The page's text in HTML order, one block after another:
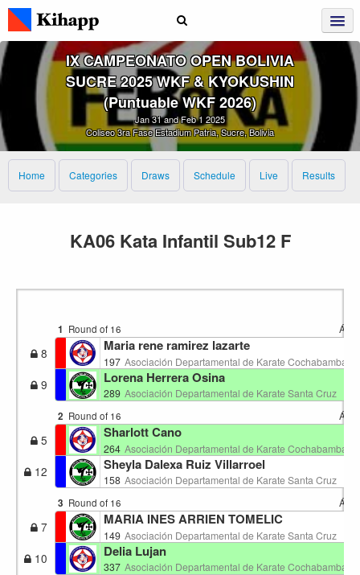
IX CAMPEONATO OPEN BOLIVIA
SUCRE 2025 WKF & KYOKUSHIN
(Puntuable WKF 2026)
Jan 31 and Feb 1 2025
Coliseo 3ra Fase Estadium Patria, Sucre, Bolivia
Home Categories Draws Schedule Live Results
KA06 Kata Infantil Sub12 F
1 Round of 16
8 Maria rene ramirez lazarte
197 Asociación Departamental de Karate Cochabamba
9 Lorena Herrera Osina
289 Asociación Departamental de Karate Santa Cruz
2 Round of 16
5 Sharlott Cano
264 Asociación Departamental de Karate Cochabamba
12 Sheyla Dalexa Ruiz Villarroel
158 Asociación Departamental de Karate Santa Cruz
3 Round of 16
7 MARIA INES ARRIEN TOMELIC
149 Asociación Departamental de Karate Santa Cruz
10 Delia Lujan
337 Asociación Departamental de Karate Cochabamba